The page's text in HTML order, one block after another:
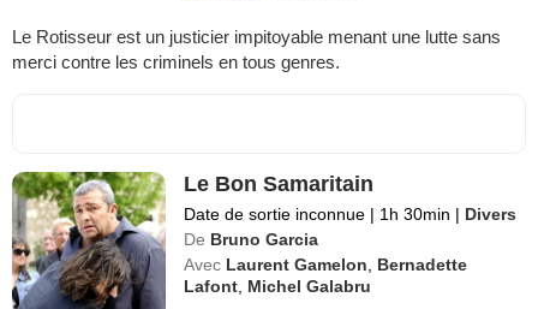
Le Rotisseur est un justicier impitoyable menant une lutte sans
merci contre les criminels en tous genres.
Le Bon Samaritain
Date de sortie inconnue | 1h 30min | Divers
De Bruno Garcia
Avec Laurent Gamelon, Bernadette
Lafont, Michel Galabru